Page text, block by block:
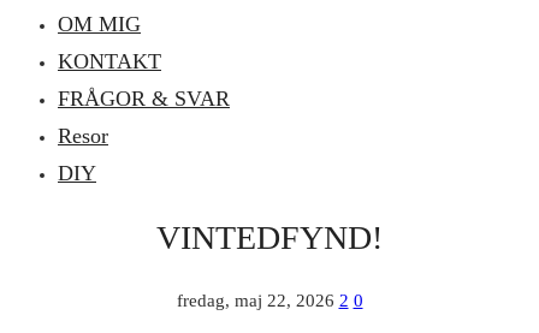
OM MIG
KONTAKT
FRÅGOR & SVAR
Resor
DIY
VINTEDFYND!
fredag, maj 22, 2026 2 0